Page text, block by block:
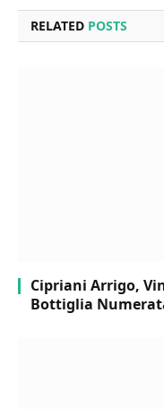
RELATED POSTS
Cipriani Arrigo,
Bottiglia